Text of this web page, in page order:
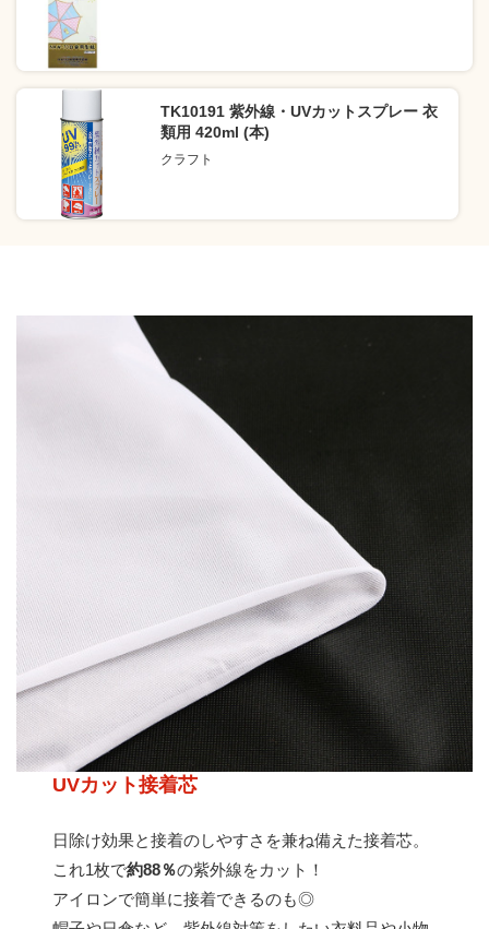
TK10191 紫外線・UVカットスプレー 衣
類用 420ml (本)
クラフト
UVカット接着芯
日除け効果と接着のしやすさを兼ね備えた接着芯。
これ1枚で約88％の紫外線をカット！
アイロンで簡単に接着できるのも◎